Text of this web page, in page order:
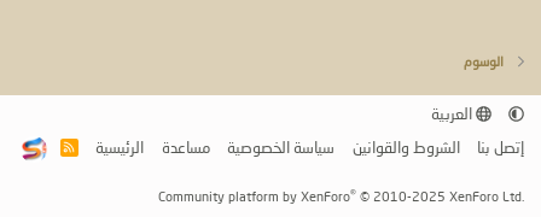
الوسوم
العربية
إتصل بنا
الشروط والقوانين سياسة الخصوصية مساعدة الرئيسية
R
Community platform by XenForo® © 2010-2025 XenForo Ltd.